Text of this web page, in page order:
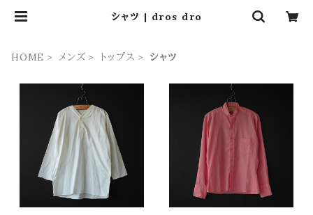
シャツ | dros dro
HOME メンズ トップス シャツ